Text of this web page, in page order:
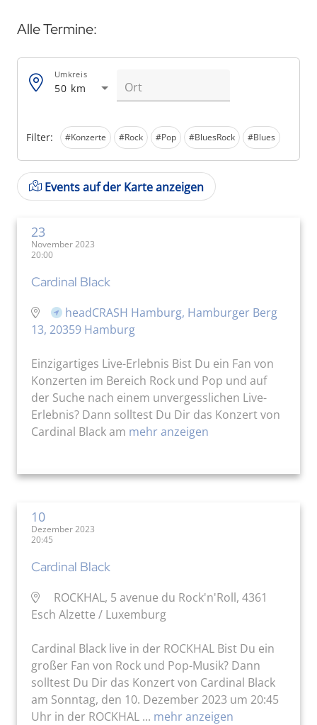
Alle Termine:
Filter: #Konzerte #Rock #Pop #BluesRock #Blues
50 km
Umkreis
Events auf der Karte anzeigen
23
November 2023
20:00
Cardinal Black
headCRASH Hamburg, Hamburger Berg
13, 20359 Hamburg
Einzigartiges Live-Erlebnis Bist Du ein Fan von
Konzerten im Bereich Rock und Pop und auf
der Suche nach einem unvergesslichen Live-
Erlebnis? Dann solltest Du Dir das Konzert von
Cardinal Black am mehr anzeigen
10
Dezember 2023
20:45
Cardinal Black
ROCKHAL, 5 avenue du Rock'n'Roll, 4361
Esch Alzette / Luxemburg
Cardinal Black live in der ROCKHAL Bist Du ein
großer Fan von Rock und Pop-Musik? Dann
solltest Du Dir das Konzert von Cardinal Black
am Sonntag, den 10. Dezember 2023 um 20:45
Uhr in der ROCKHAL ... mehr anzeigen